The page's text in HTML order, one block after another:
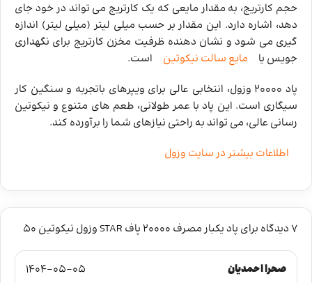
حجم کارتریج، به مقدار مایعی که یک کارتریج می‌ تواند در خود جای
دهد، اشاره دارد. این مقدار بر حسب میلی لیتر (میلی ‌لیتر) اندازه‌
گیری می‌ شود و نشان‌ دهنده ظرفیت مخزن کارتریج برای نگهداری
جویس یا
مایع سالت نیکوتین
است.
پاد 20000 وزول، انتخابی عالی برای ویپرهای باتجربه و سنگین ‌کار
سیگاری است. این پاد با عمر طولانی، طعم‌ های متنوع و نیکوتین
رسانی عالی، می‌ تواند به راحتی نیازهای شما را برآورده کند.
اطلاعات بیشتر در سایت وزول
7 دیدگاه برای پاد یکبار مصرف 20000 پاف STAR وزول نیکوتین 50
صحرا احمدیان 1404-05-05